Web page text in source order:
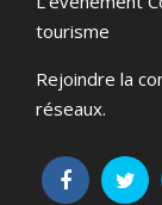
tourisme
Rejoindre la
réseaux.